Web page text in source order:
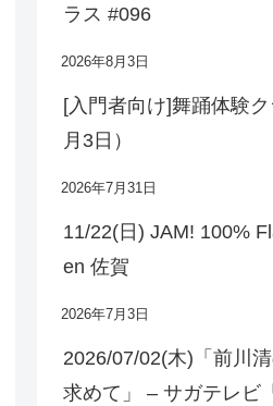
ラス #096
2026年8月3日
[入門者向け]舞踊体験
月3日）
2026年7月31日
11/22(日) JAM! 100%
en 佐賀
2026年7月3日
2026/07/02(木)「前川
求めて」 – サガテレビ